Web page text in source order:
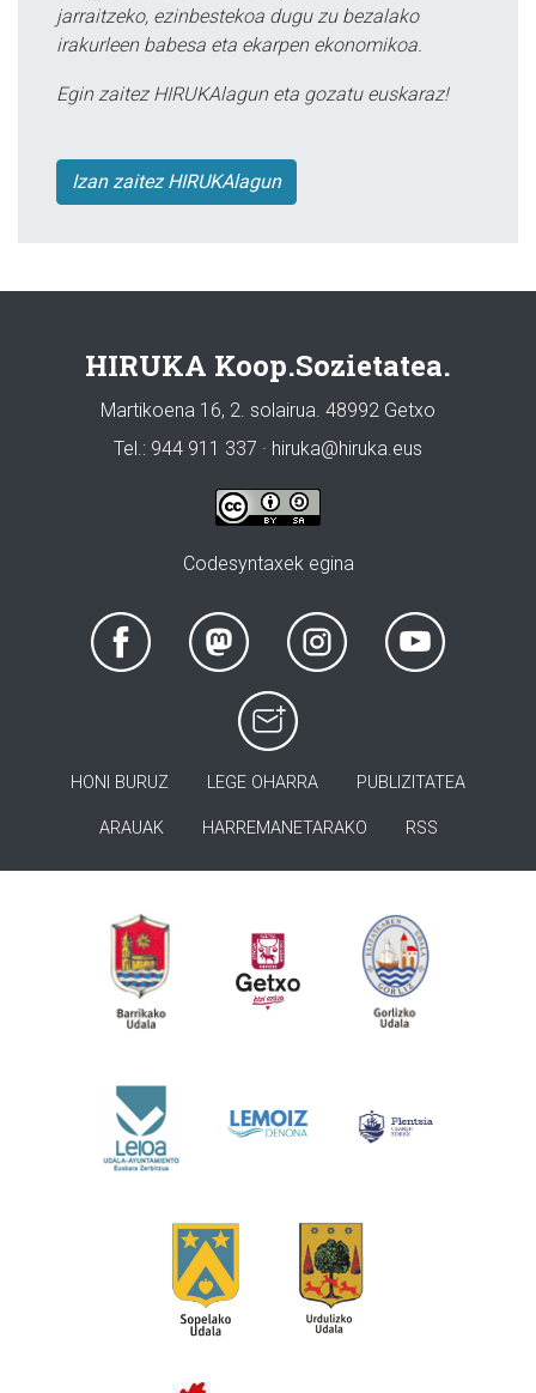
jarraitzeko, ezinbestekoa dugu zu bezalako
irakurleen babesa eta ekarpen ekonomikoa.
Egin zaitez HIRUKAlagun eta gozatu euskaraz!
Izan zaitez HIRUKAlagun
HIRUKA Koop.Sozietatea.
Martikoena 16, 2. solairua. 48992 Getxo
Tel.: 944 911 337 · hiruka@hiruka.eus
Codesyntaxek egina
HONI BURUZ LEGE OHARRA PUBLIZITATEA
ARAUAK HARREMANETARAKO RSS